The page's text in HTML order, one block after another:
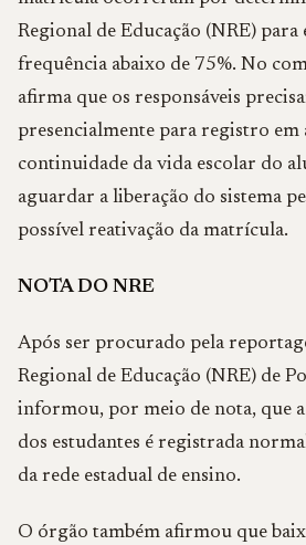
Regional de Educação (NRE) para
frequência abaixo de 75%. No
afirma que os responsáveis
presencialmente para registro em
continuidade da vida escolar do
aguardar a liberação do sistema
possível reativação da matrícula.
NOTA DO NRE
Após ser procurado pela
Regional de Educação (NRE) de
informou, por meio de nota, que
dos estudantes é registrada
da rede estadual de ensino.
O órgão também afirmou que